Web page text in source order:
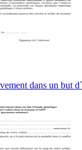
dans un but